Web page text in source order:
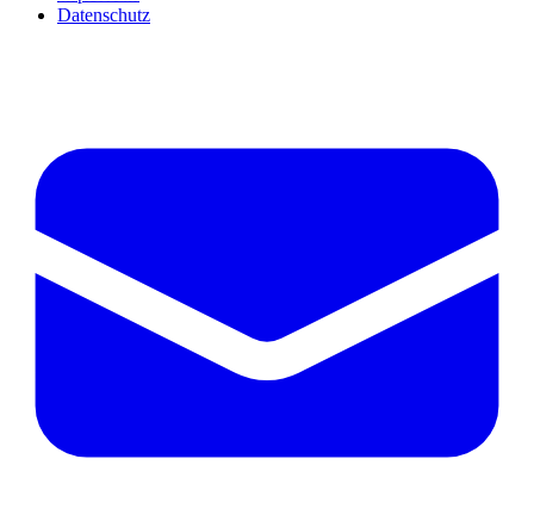
Datenschutz